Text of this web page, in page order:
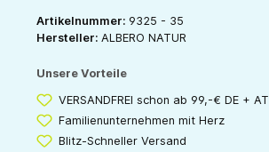
Artikelnummer: 9325 - 35
Hersteller: ALBERO NATUR
Unsere Vorteile
VERSANDFREI schon ab 99,-€ DE + AT
Familienunternehmen mit Herz
Blitz-Schneller Versand